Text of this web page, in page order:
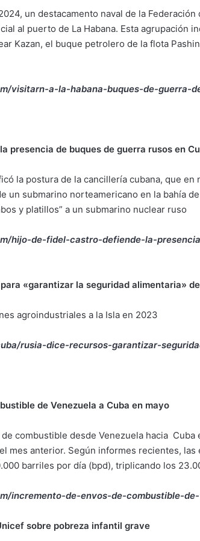
un destacamento naval de la
al puerto de La Habana. Esta agrupación
Kazan, el buque petrolero de la flota
visitarn-a-la-habana-buques-de-guerra-
presencia de buques de guerra rusos en
la postura de la cancillería cubana, que en
un submarino norteamericano en la bahía
y platillos” a un submarino nuclear ruso
hijo-de-fidel-castro-defiende-la-
«garantizar la seguridad alimentaria»
agroindustriales a la Isla en 2023
rusia-dice-recursos-garantizar-
de Venezuela a Cuba en mayo
combustible desde Venezuela hacia
mes anterior. Según informes recientes, las
barriles por día (bpd), triplicando los
incremento-de-envos-de-combustible-
sobre pobreza infantil grave